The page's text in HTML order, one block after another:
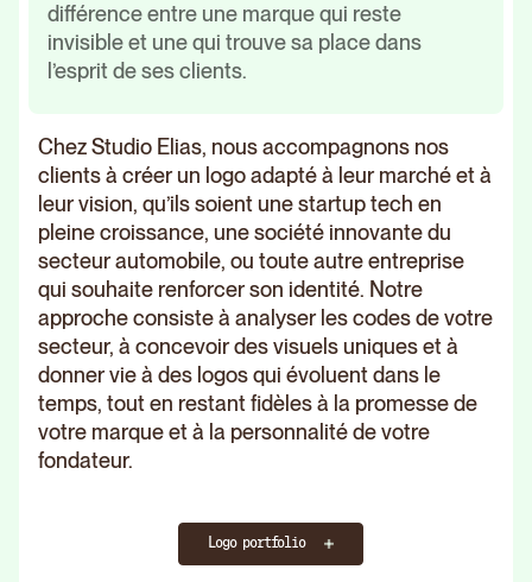
Close
Discover all
the Brand &
Web projects
of Studio
Elias
Portfolio
All our
achievements
CHANCE
SNOB DOG
Close
When
technique
is at the
service of
emotions
Our
expertise
into
We are
Close
Last article
The most famous logos on the
planet: inspirations and
creations
Read the article
différence entre une marque qui reste
invisible et une qui trouve sa place dans
l’esprit de ses clients.
Chez Studio Elias, nous accompagnons nos
clients à créer un logo adapté à leur marché et à
leur vision, qu’ils soient une startup tech en
pleine croissance, une société innovante du
secteur automobile, ou toute autre entreprise
qui souhaite renforcer son identité. Notre
approche consiste à analyser les codes de votre
secteur, à concevoir des visuels uniques et à
donner vie à des logos qui évoluent dans le
temps, tout en restant fidèles à la promesse de
votre marque et à la personnalité de votre
fondateur.
Logo portfolio